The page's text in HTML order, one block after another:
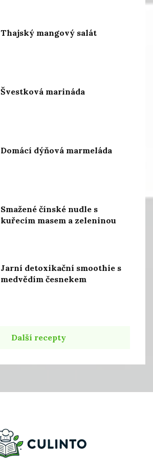
Thajský mangový salát
Švestková marináda
Domácí dýňová marmeláda
Smažené čínské nudle s
kuřecím masem a zeleninou
Jarní detoxikační smoothie s
medvědím česnekem
Další recepty